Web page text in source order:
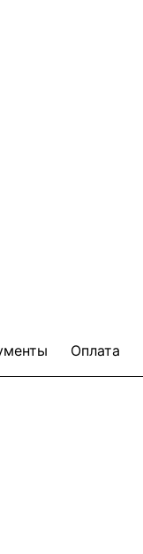
Оплата